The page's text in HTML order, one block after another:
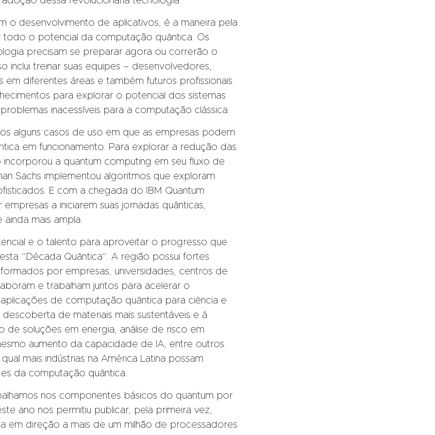
o desenvolvimento de aplicativos, é a maneira pela
todo o potencial da computação quântica. Os
precisam se preparar agora ou correrão o
inclui treinar suas equipes – desenvolvedores,
em diferentes áreas e também futuros profissionais
para explorar o potencial dos sistemas
inacessíveis para a computação clássica.
alguns casos de uso em que as empresas podem
em funcionamento. Para explorar a redução das
incorporou a quantum computing em seu fluxo de
Sachs implementou algoritmos que exploram
E com a chegada do IBM Quantum
empresas a iniciarem suas jornadas quânticas,
mais ampla.
e o talento para aproveitar o progresso que
“Década Quântica”. A região possui fortes
por empresas, universidades, centros de
e trabalham juntos para acelerar o
de computação quântica para ciência e
de materiais mais sustentáveis ​​e à
de soluções em energia, análise de risco em
aumento da capacidade de IA, entre outros.
mais indústrias na América Latina possam
da computação quântica.
nos componentes básicos do quantum por
ano nos permitiu publicar, pela primeira vez,
em direção a mais de um milhão de processadores